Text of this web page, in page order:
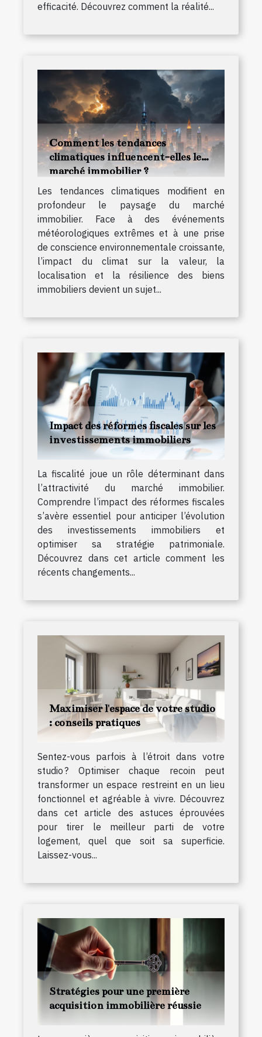
efficacité. Découvrez comment la réalité...
Comment les tendances
climatiques influencent-elles le
marché immobilier ?
Les tendances climatiques modifient en
profondeur le paysage du marché
immobilier. Face à des événements
météorologiques extrêmes et à une prise
de conscience environnementale croissante,
l’impact du climat sur la valeur, la
localisation et la résilience des biens
immobiliers devient un sujet...
Impact des réformes fiscales sur les
investissements immobiliers
La fiscalité joue un rôle déterminant dans
l’attractivité du marché immobilier.
Comprendre l’impact des réformes fiscales
s’avère essentiel pour anticiper l’évolution
des investissements immobiliers et
optimiser sa stratégie patrimoniale.
Découvrez dans cet article comment les
récents changements...
Maximiser l'espace de votre studio
: conseils pratiques
Sentez-vous parfois à l’étroit dans votre
studio ? Optimiser chaque recoin peut
transformer un espace restreint en un lieu
fonctionnel et agréable à vivre. Découvrez
dans cet article des astuces éprouvées
pour tirer le meilleur parti de votre
logement, quel que soit sa superficie.
Laissez-vous...
Stratégies pour une première
acquisition immobilière réussie